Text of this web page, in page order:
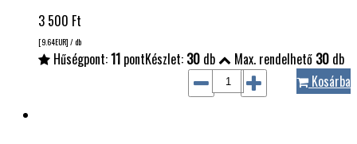
3 500 Ft
[9.64EUR] / db
Hűségpont:11 pontKészlet: 30 db Max. rendelhető 30 db
Kosárba